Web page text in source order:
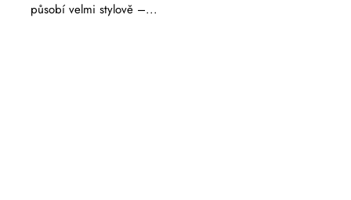
5
hvězdiček.
působí velmi stylově –...